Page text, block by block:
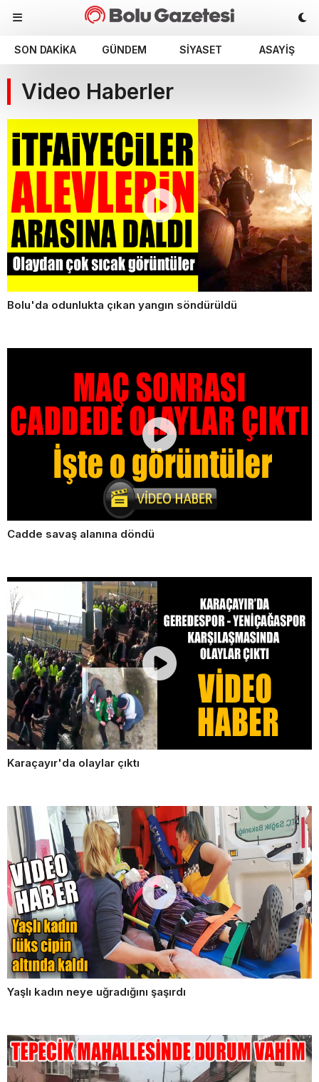
SON DAKIKA GÜNDEM SIYASET ASAYIŞ
Video Haberler
Bolu'da odunlukta çıkan yangın söndürüldü
Cadde savaş alanına döndü
Karaçayır'da olaylar çıktı
Yaşlı kadın neye uğradığını şaşırdı